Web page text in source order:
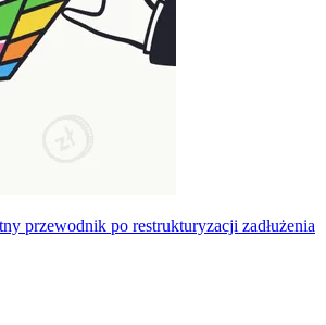
przewodnik po restrukturyzacji zadłużenia